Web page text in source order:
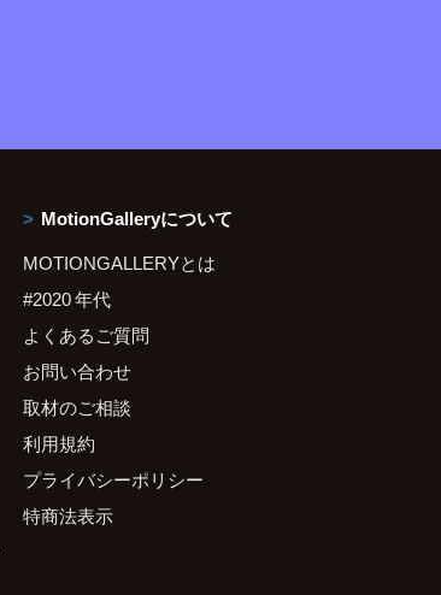
MotionGalleryについて
MOTIONGALLERYとは
#2020 年代
よくあるご質問
お問い合わせ
取材のご相談
利用規約
プライバシーポリシー
特商法表示